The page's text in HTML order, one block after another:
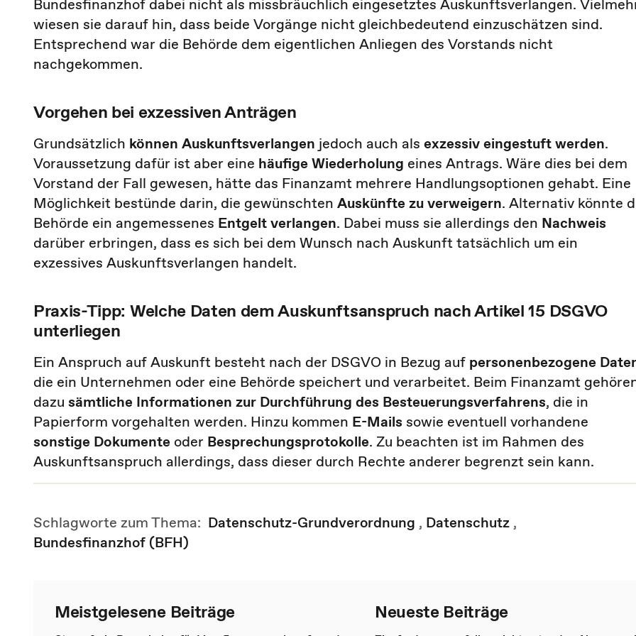
Bundesfinanzhof dabei nicht als missbräuchlich eingesetztes Auskunftsverlangen.
wiesen sie darauf hin, dass beide Vorgänge nicht gleichbedeutend einzuschätzen sind.
Entsprechend war die Behörde dem eigentlichen Anliegen des Vorstands nicht
nachgekommen.
Vorgehen bei exzessiven Anträgen
Grundsätzlich können Auskunftsverlangen jedoch auch als exzessiv eingestuft werden.
Voraussetzung dafür ist aber eine häufige Wiederholung eines Antrags. Wäre dies bei dem
Vorstand der Fall gewesen, hätte das Finanzamt mehrere Handlungsoptionen gehabt. Eine
Möglichkeit bestünde darin, die gewünschten Auskünfte zu verweigern. Alternativ könnte
Behörde ein angemessenes Entgelt verlangen. Dabei muss sie allerdings den Nachweis
darüber erbringen, dass es sich bei dem Wunsch nach Auskunft tatsächlich um ein
exzessives Auskunftsverlangen handelt.
Praxis-Tipp: Welche Daten dem Auskunftsanspruch nach Artikel 15 DSGVO
unterliegen
Ein Anspruch auf Auskunft besteht nach der DSGVO in Bezug auf personenbezogene
die ein Unternehmen oder eine Behörde speichert und verarbeitet. Beim Finanzamt
dazu sämtliche Informationen zur Durchführung des Besteuerungsverfahrens, die in
Papierform vorgehalten werden. Hinzu kommen E-Mails sowie eventuell vorhandene
sonstige Dokumente oder Besprechungsprotokolle. Zu beachten ist im Rahmen des
Auskunftsanspruch allerdings, dass dieser durch Rechte anderer begrenzt sein kann.
Schlagworte zum Thema: Datenschutz-Grundverordnung , Datenschutz ,
Bundesfinanzhof (BFH)
Meistgelesene Beiträge Neueste Beiträge